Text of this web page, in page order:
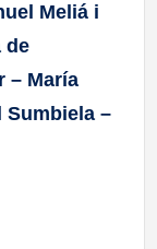
Meliá i
de
– María
Sumbiela –